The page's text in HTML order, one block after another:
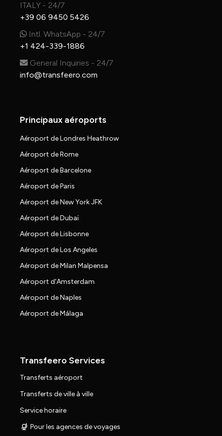
ITALY - 24/7
+39 06 9450 5426
Intl. WhatsApp - 24/7
+1 424-339-1886
General Inquiries - 24/7
info@transfeero.com
Principaux aéroports
Aéroport de Londres Heathrow
Aéroport de Rome
Aéroport de Barcelone
Aéroport de Paris
Aéroport de New York JFK
Aéroport de Dubaï
Aéroport de Lisbonne
Aéroport de Los Angeles
Aéroport de Milan Malpensa
Aéroport d'Amsterdam
Aéroport de Naples
Aéroport de Málaga
Transfeero Services
Transferts aéroport
Transferts de ville à ville
Service horaire
Pour les agences de voyages